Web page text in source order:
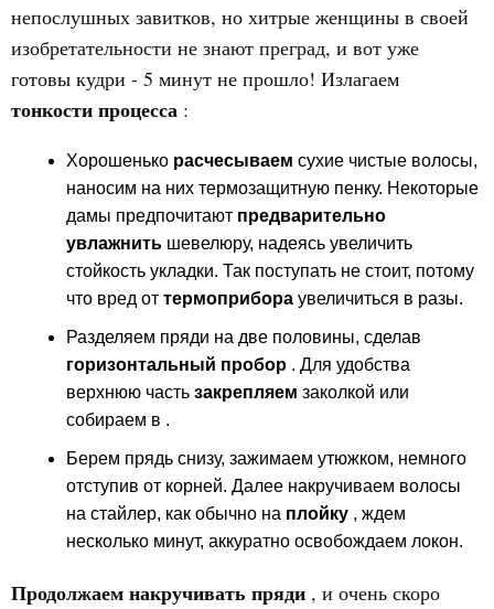
непослушных завитков, но хитрые женщины в своей
изобретательности не знают преград, и вот уже
готовы кудри - 5 минут не прошло! Излагаем
тонкости процесса :
Хорошенько расчесываем сухие чистые волосы,
наносим на них термозащитную пенку. Некоторые
дамы предпочитают предварительно
увлажнить шевелюру, надеясь увеличить
стойкость укладки. Так поступать не стоит, потому
что вред от термоприбора увеличиться в разы.
Разделяем пряди на две половины, сделав
горизонтальный пробор . Для удобства
верхнюю часть закрепляем заколкой или
собираем в .
Берем прядь снизу, зажимаем утюжком, немного
отступив от корней. Далее накручиваем волосы
на стайлер, как обычно на плойку , ждем
несколько минут, аккуратно освобождаем локон.
Продолжаем накручивать пряди , и очень скоро